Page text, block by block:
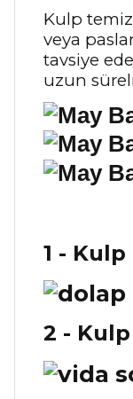
Kulp
veya
tavsiye
uzun
1 -
2 -